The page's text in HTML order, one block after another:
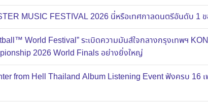
MUSIC FESTIVAL 2026 นี่หรือเทศกาลดนตรีอันดับ 1
World Festival” ระเบิดความมันส์ใจกลางกรุงเทพฯ
2026 World Finals อย่างยิ่งใหญ่
from Hell Thailand Album Listening Event ฟังครบ 16